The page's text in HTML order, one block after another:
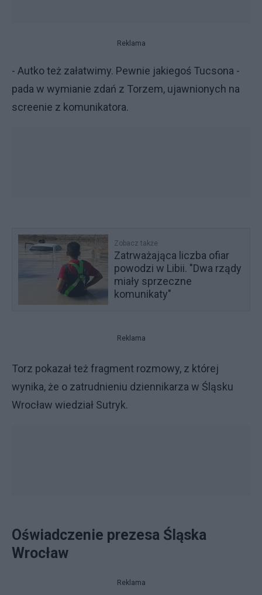
Reklama
- Autko też załatwimy. Pewnie jakiegoś Tucsona -
pada w wymianie zdań z Torzem, ujawnionych na
screenie z komunikatora.
Zobacz także
Zatrważająca liczba ofiar
powodzi w Libii. "Dwa rządy
miały sprzeczne
komunikaty"
Reklama
Torz pokazał też fragment rozmowy, z której
wynika, że o zatrudnieniu dziennikarza w Śląsku
Wrocław wiedział Sutryk.
Oświadczenie prezesa Śląska
Wrocław
Reklama